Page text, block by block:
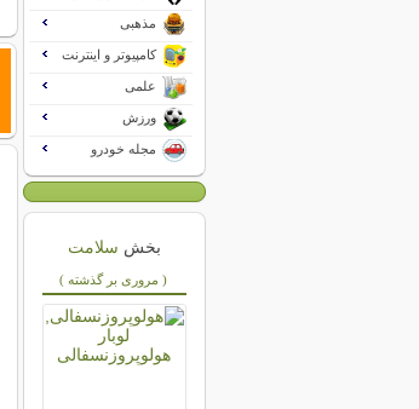
مذهبی
کامپیوتر و اینترنت
علمی
ورزش
مجله خودرو
بخش سلامت
( مروری بر گذشته )